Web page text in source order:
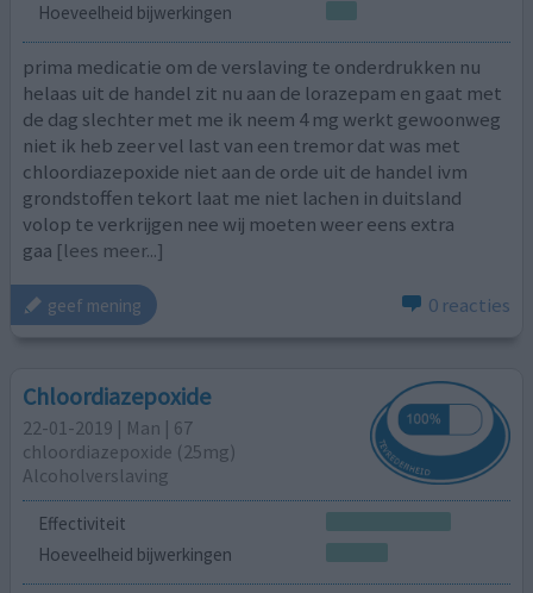
Hoeveelheid bijwerkingen
prima medicatie om de verslaving te onderdrukken nu
helaas uit de handel zit nu aan de lorazepam en gaat met
de dag slechter met me ik neem 4 mg werkt gewoonweg
niet ik heb zeer vel last van een tremor dat was met
chloordiazepoxide niet aan de orde uit de handel ivm
grondstoffen tekort laat me niet lachen in duitsland
volop te verkrijgen nee wij moeten weer eens extra
gaa [lees meer...]
geef mening 0 reacties
Chloordiazepoxide
22-01-2019 | Man | 67
chloordiazepoxide (25mg)
Alcoholverslaving
Effectiviteit
Hoeveelheid bijwerkingen